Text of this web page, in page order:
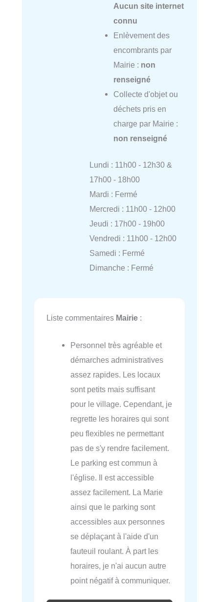
Aucun site internet
connu
Enlèvement des
encombrants par
Mairie : non
renseigné
Collecte d'objet ou
déchets pris en
charge par Mairie :
non renseigné
Lundi : 11h00 - 12h30 &
17h00 - 18h00
Mardi : Fermé
Mercredi : 11h00 - 12h00
Jeudi : 17h00 - 19h00
Vendredi : 11h00 - 12h00
Samedi : Fermé
Dimanche : Fermé
Liste commentaires Mairie :
Personnel très agréable et
démarches administratives
assez rapides. Les locaux
sont petits mais suffisant
pour le village. Cependant, je
regrette les horaires qui sont
peu flexibles ne permettant
pas de s'y rendre facilement.
Le parking est commun à
l'église. Il est accessible
assez facilement. La Marie
ainsi que le parking sont
accessibles aux personnes
se déplaçant à l'aide d'un
fauteuil roulant. À part les
horaires, je n'ai aucun autre
point négatif à communiquer.